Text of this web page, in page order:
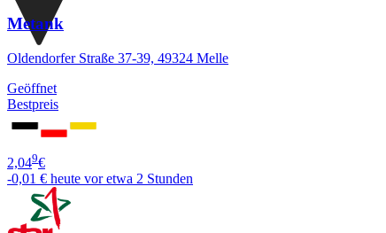
Metank
Oldendorfer Straße 37-39, 49324 Melle
Geöffnet
Bestpreis
2,049€
-0,01 € heute vor etwa 2 Stunden